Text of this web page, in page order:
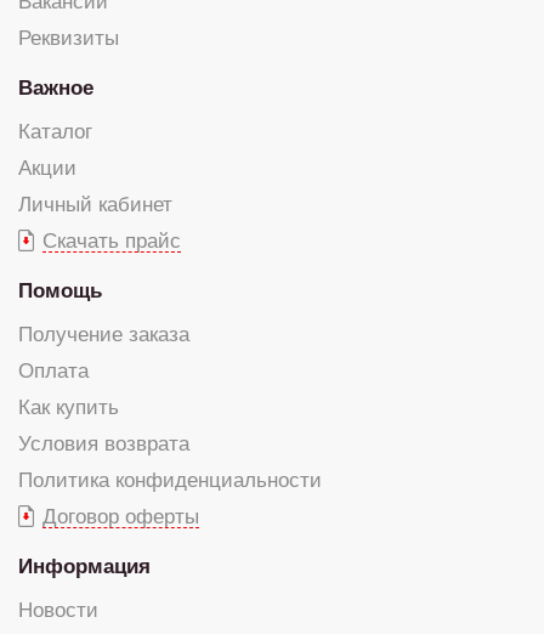
Реквизиты
Важное
Каталог
Акции
Личный кабинет
Скачать прайс
Помощь
Получение заказа
Оплата
Как купить
Условия возврата
Политика конфиденциальности
Договор оферты
Информация
Новости